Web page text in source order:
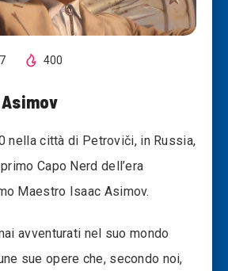
400
nella città di Petroviči, in Russia,
Capo Nerd dell’era
Maestro Isaac Asimov.
avventurati nel suo mondo
sue opere che, secondo noi,